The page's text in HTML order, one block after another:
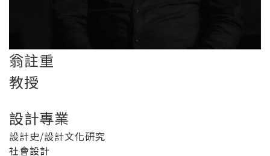
翁註重
教授
設計專業
設計史/設計文化研究
社會設計